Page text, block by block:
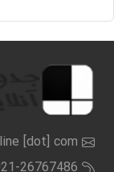
[dot] com
26767486